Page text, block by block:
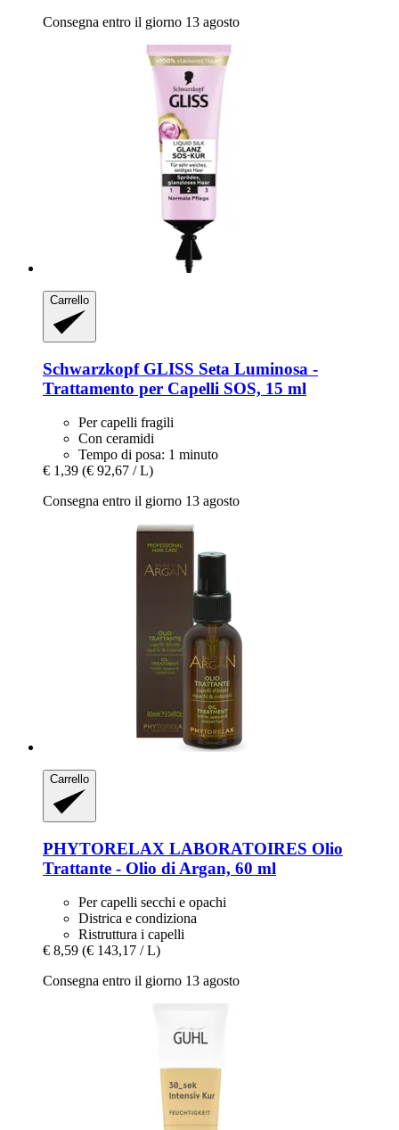
Consegna entro il giorno 13 agosto
Carrello
SchwarzkopfGLISS Seta Luminosa -​
Trattamento per Capelli SOS, 15 ml
Per capelli fragili
Con ceramidi
Tempo di posa: 1 minuto
€ 1,39 (€ 92,67 / L)
Consegna entro il giorno 13 agosto
Carrello
PHYTORELAX LABORATOIRES Olio
Trattante -​ Olio di Argan, 60 ml
Per capelli secchi e opachi
Districa e condiziona
Ristruttura i capelli
€ 8,59 (€ 143,17 / L)
Consegna entro il giorno 13 agosto